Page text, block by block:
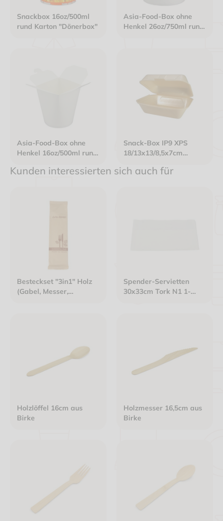
Snackbox 16oz/500ml
rund Karton "Dönerbox"
Asia-Food-Box ohne
Henkel 26oz/750ml rund
Asia-Food-Box ohne
Henkel 16oz/500ml rund
Snack-Box IP9 XPS
18/13x13/8,5x7cm
Kunden interessierten sich auch für
Besteckset "3in1" Holz
(Gabel, Messer,
Spender-Servietten
30x33cm Tork N1 1-
Holzlöffel 16cm aus
Birke
Holzmesser 16,5cm aus
Birke